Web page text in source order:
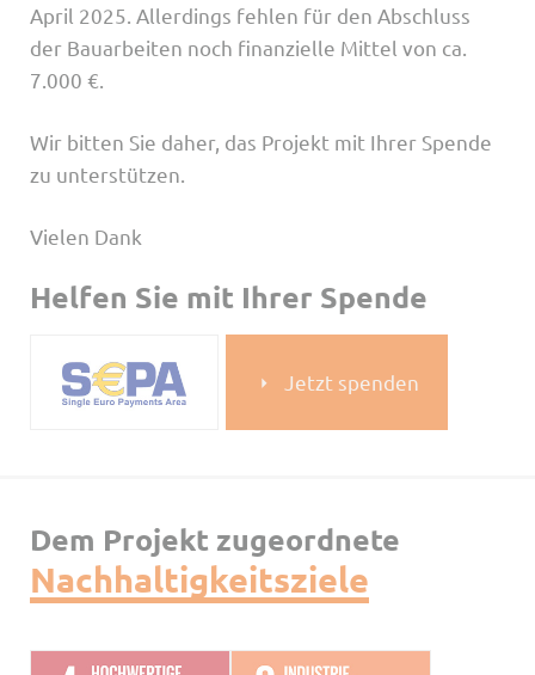
April 2025. Allerdings fehlen für den Abschluss
der Bauarbeiten noch finanzielle Mittel von ca.
7.000 €.
Wir bitten Sie daher, das Projekt mit Ihrer Spende
zu unterstützen.
Vielen Dank
Helfen Sie mit Ihrer Spende
Jetzt spenden
Dem Projekt zugeordnete
Nachhaltigkeitsziele